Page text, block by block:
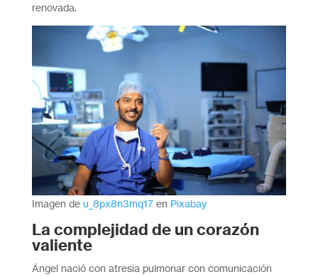
renovada.
Imagen de u_8px8n3mq17en Pixabay
La complejidad de un corazón
valiente
Ángel nació con atresia pulmonar con comunicación